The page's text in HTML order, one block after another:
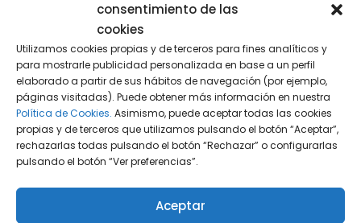
consentimiento de las
cookies
Utilizamos cookies propias y de terceros para fines analíticos y
para mostrarle publicidad personalizada en base a un perfil
elaborado a partir de sus hábitos de navegación (por ejemplo,
páginas visitadas). Puede obtener más información en nuestra
Política de Cookies. Asimismo, puede aceptar todas las cookies
propias y de terceros que utilizamos pulsando el botón “Aceptar”,
rechazarlas todas pulsando el botón “Rechazar” o configurarlas
pulsando el botón “Ver preferencias”.
Aceptar
Habilidades
personales
confidencialidad,
comunicación